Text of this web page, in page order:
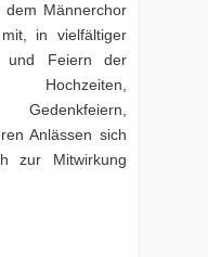
Männerchor
in vielfältiger
Feiern der
Hochzeiten,
Anlässen sich
zur Mitwirkung